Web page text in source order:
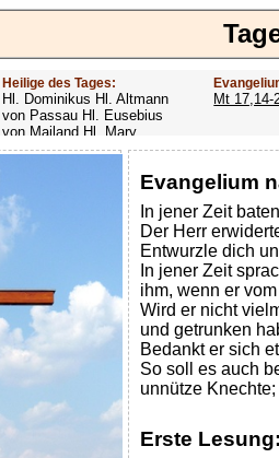
Heilige des Tages:
Hl. Dominikus Hl. Altmann
von Passau Hl. Eusebius
von Mailand Hl. Mary
MacKillop Hl. Cyriakus Hl.
Hildiger Vierzehn heilige
Nothelfer Hl. Famian Hl.
Rathard
Mt 17,14-
Evangelium
In jener Zeit
Der Herr
Entwurzle dich
In jener Zeit
ihm, wenn er
Wird er nicht
und getrunken
Bedankt er sich
So soll es auch
unnütze
Erste